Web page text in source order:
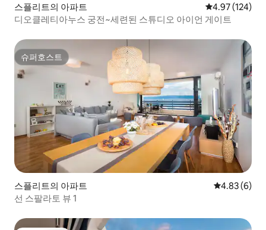
스플리트의 아파트 평점 4.97점(5
4.97 (124)
디오클레티아누스 궁전~세련된 스튜디오 아이언 게이트
슈퍼호스트
슈퍼호스트
스플리트의 아파트 평점 4.83점
4.83 (6)
선 스팔라토 뷰 1